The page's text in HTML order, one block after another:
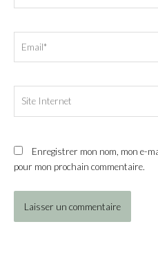
Internet
Enregistrer mon nom, mon e-
pour mon prochain commentaire.